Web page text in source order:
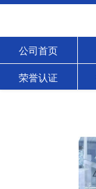
公司首页
荣誉认证